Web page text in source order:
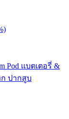
Pod แบตเตอรี่ &
ปากสูบ